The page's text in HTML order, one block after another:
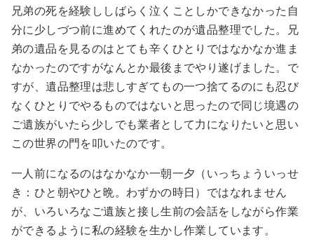
兄弟の死を経験ししばらく泣くことしかできなかった自
分に少しづつ前に進めてくれたのが遺品整理でした。兄
弟の遺品を見るのはとても辛くひとりではなかなか進ま
なかったのですがなんとか最後までやり遂げました。で
すが、遺品整理は悲しすぎてもの一つ捨てるのにも忍び
なくひとりでやるものではないと思ったので同じ境遇の
ご遺族がいたら少しでも業者として力になりたいと思い
この世界の門を叩いたのです。
一人前になるのはなかなか一朝一夕（いっちょういっせ
き：ひと朝やひと晩。わずかの時日）ではなれません
が、いろいろなご遺族と接し生前の会話をしながら作業
ができるように私の経験を生かし作業しています。